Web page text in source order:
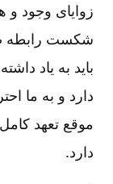
زوایای وجود
شکست رابطه
باید به یاد
دارد و به ما
موقع تعهد
دارد.